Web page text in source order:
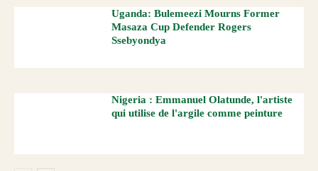
Uganda: Bulemeezi Mourns Former
Masaza Cup Defender Rogers
Ssebyondya
Nigeria : Emmanuel Olatunde, l'artiste
qui utilise de l'argile comme peinture